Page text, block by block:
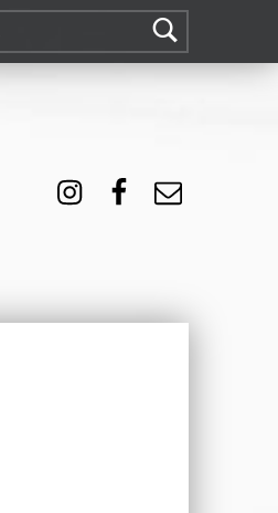
Instagram
Facebook